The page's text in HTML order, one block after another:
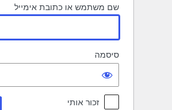
שם משתמש או כתובת אימייל
סיסמה
זכור אותי